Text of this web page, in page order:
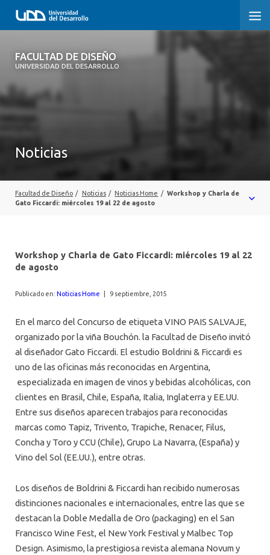
FACULTAD DE DISEÑO
UNIVERSIDAD DEL DESARROLLO
FACULTAD DE DISEÑO
INICIO
INVESTIGACIÓN
AGENDA
Noticias
Facultad de Diseño / Noticias / Noticias Home / Workshop y Charla de
Gato Ficcardi: miércoles 19 al 22 de agosto
Workshop y Charla de Gato Ficcardi: miércoles 19 al 22
de agosto
Publicado en: Noticias Home 9 septiembre, 2015
En el marco del Concurso de etiqueta VINO PAIS SALVAJE,
organizado por la viña Bouchón. la Facultad de Diseño invitó
al diseñador Gato Ficcardi. El estudio Boldrini & Ficcardi es
uno de las oficinas más reconocidas en Argentina,
especializada en imagen de vinos y bebidas alcohólicas, con
clientes en Brasil, Chile, España, Italia, Inglaterra y EE.UU.
Entre sus diseños aparecen trabajos para reconocidas
marcas como Tapiz, Trivento, Trapiche, Renacer, Filus,
Concha y Toro y CCU (Chile), Grupo La Navarra, (España) y
Vino del Sol (EE.UU.), entre otras.
Los diseños de Boldrini & Ficcardi han recibido numerosas
distinciones nacionales e internacionales, entre las que se
destacan la Doble Medalla de Oro (packaging) en el San
Francisco Wine Fest, el New York Festival y Malbec Top
Design. Asimismo, la prestigiosa revista alemana Novum y